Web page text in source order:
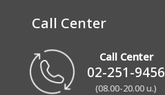
Call Center
Call Center
02-251-9456
(08.00-20.00 น.)